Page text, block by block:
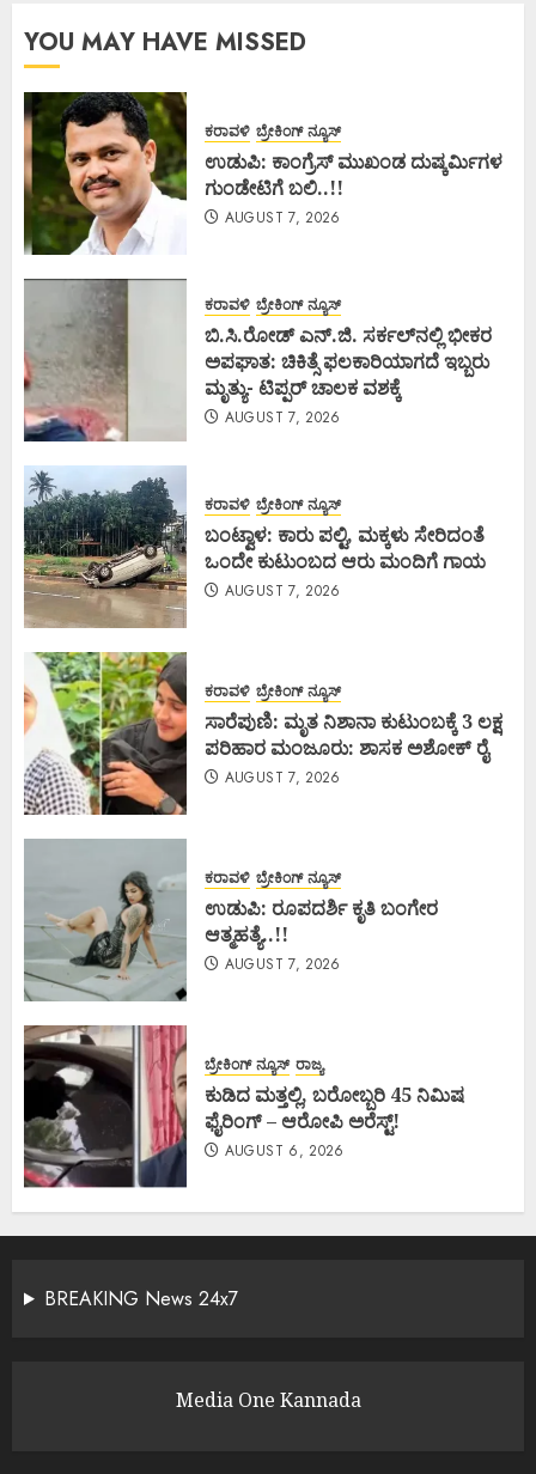
YOU MAY HAVE MISSED
ಕರಾವಳಿ ಬ್ರೇಕಿಂಗ್ ನ್ಯೂಸ್
ಉಡುಪಿ: ಕಾಂಗ್ರೆಸ್ ಮುಖಂಡ ದುಷ್ಕರ್ಮಿಗಳ
ಗುಂಡೇಟಿಗೆ ಬಲಿ..!!
AUGUST 7, 2026
ಕರಾವಳಿ ಬ್ರೇಕಿಂಗ್ ನ್ಯೂಸ್
ಬಿ.ಸಿ.ರೋಡ್ ಎನ್.ಜಿ. ಸರ್ಕಲ್‌ನಲ್ಲಿ ಭೀಕರ
ಅಪಘಾತ: ಚಿಕಿತ್ಸೆ ಫಲಕಾರಿಯಾಗದೆ ಇಬ್ಬರು
ಮೃತ್ಯು- ಟಿಪ್ಪರ್ ಚಾಲಕ ವಶಕ್ಕೆ
AUGUST 7, 2026
ಕರಾವಳಿ ಬ್ರೇಕಿಂಗ್ ನ್ಯೂಸ್
ಬಂಟ್ವಾಳ: ಕಾರು ಪಲ್ಟಿ, ಮಕ್ಕಳು ಸೇರಿದಂತೆ
ಒಂದೇ ಕುಟುಂಬದ ಆರು ಮಂದಿಗೆ ಗಾಯ
AUGUST 7, 2026
ಕರಾವಳಿ ಬ್ರೇಕಿಂಗ್ ನ್ಯೂಸ್
ಸಾರೆಪುಣಿ: ಮೃತ ನಿಶಾನಾ ಕುಟುಂಬಕ್ಕೆ 3 ಲಕ್ಷ
ಪರಿಹಾರ ಮಂಜೂರು: ಶಾಸಕ ಅಶೋಕ್ ರೈ
AUGUST 7, 2026
ಕರಾವಳಿ ಬ್ರೇಕಿಂಗ್ ನ್ಯೂಸ್
ಉಡುಪಿ: ರೂಪದರ್ಶಿ ಕೃತಿ ಬಂಗೇರ
ಆತ್ಮಹತ್ಯೆ..!!
AUGUST 7, 2026
ಬ್ರೇಕಿಂಗ್ ನ್ಯೂಸ್ ರಾಜ್ಯ
ಕುಡಿದ ಮತ್ತಲ್ಲಿ, ಬರೋಬ್ಬರಿ 45 ನಿಮಿಷ
ಫೈರಿಂಗ್ – ಆರೋಪಿ ಅರೆಸ್ಟ್!
AUGUST 6, 2026
BREAKING News 24x7
Media One Kannada